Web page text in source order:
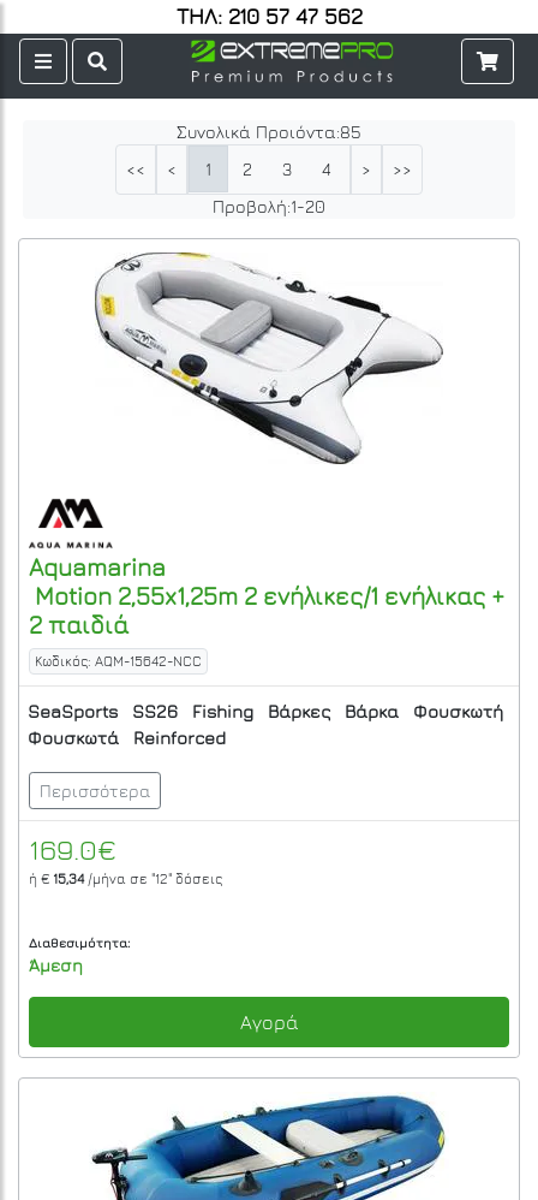
ΤΗΛ: 210 57 47 562
Συνολικά Προιόντα:85
<<
< 1 2 3 4 5
>
>>
Προβολή:1-20
Aquamarina
Motion 2,55x1,25m 2 ενήλικες/1 ενήλικας +
2 παιδιά
Κωδικός: AQM-15642-NCC
SeaSports SS26 Fishing Βάρκες Βάρκα
Φουσκωτή
Φουσκωτά
Reinforced
Περισσότερα
169.0€
ή € 15,34/μήνα σε "12" δόσεις
Διαθεσιμότητα:
Άμεση
Αγορά